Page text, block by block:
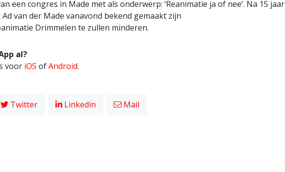
een congres in Made met als onderwerp: ‘Reanimatie ja of nee’. Na 15 jaar
van der Made vanavond bekend gemaakt zijn
Drimmelen te zullen minderen.
al?
voor iOS ofAndroid.
Twitter Linkedin Mail